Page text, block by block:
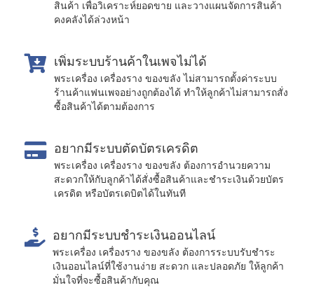
สินค้า เพื่อวิเคราะห์ยอดขาย และวางแผนจัดการสินค้า
คงคลังได้ล่วงหน้า
เพิ่มระบบร้านค้าในเพจไม่ได้
พระเครื่อง เครื่องราง ของขลัง ไม่สามารถตั้งค่าระบบ
ร้านค้าแฟนเพจอย่างถูกต้องได้ ทำให้ลูกค้าไม่สามารถสั่ง
ซื้อสินค้าได้ตามต้องการ
อยากมีระบบตัดบัตรเครดิต
พระเครื่อง เครื่องราง ของขลัง ต้องการอำนวยความ
สะดวกให้กับลูกค้าได้สั่งซื้อสินค้าและชำระเงินด้วยบัตร
เครดิต หรือบัตรเดบิตได้ในทันที
อยากมีระบบชำระเงินออนไลน์
พระเครื่อง เครื่องราง ของขลัง ต้องการระบบรับชำระ
เงินออนไลน์ที่ใช้งานง่าย สะดวก และปลอดภัย ให้ลูกค้า
มั่นใจที่จะซื้อสินค้ากับคุณ